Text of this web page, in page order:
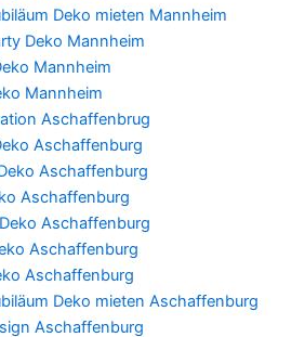
Deko mieten Mannheim
Deko Mannheim
Mannheim
Mannheim
Aschaffenbrug
Aschaffenburg
Aschaffenburg
Aschaffenburg
Aschaffenburg
Aschaffenburg
Aschaffenburg
Deko mieten Aschaffenburg
Aschaffenburg